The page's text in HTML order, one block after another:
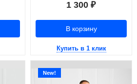
1 300 ₽
В корзину
Купить в 1 клик
New!